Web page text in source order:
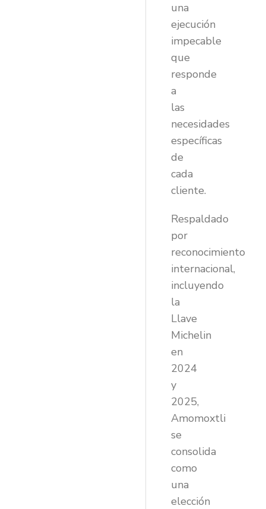
una
ejecución
impecable
que
responde
a
las
necesidades
específicas
de
cada
cliente.
Respaldado
por
reconocimiento
internacional,
incluyendo
la
Llave
Michelin
en
2024
y
2025,
Amomoxtli
se
consolida
como
una
elección